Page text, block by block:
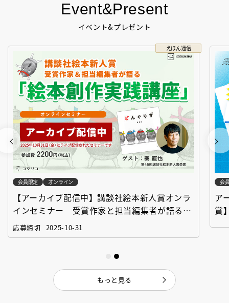
Event&Present
イベント&プレゼント
えほん通信
会員限定 オンライン
【アーカイブ配信中】講談社絵本新人賞オンラ
インセミナー 受賞作家と担当編集者が語る
「絵本創作実践講座」
応募締切 2025-10-31
会
ア
賞
もっと見る